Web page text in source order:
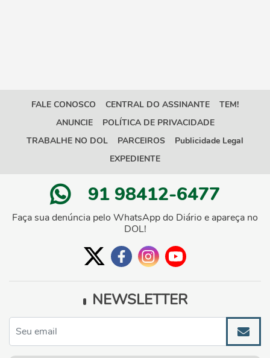
FALE CONOSCO CENTRAL DO ASSINANTE
TEM!
ANUNCIE
POLÍTICA DE PRIVACIDADE
TRABALHE NO DOL
PARCEIROS
Publicidade Legal
EXPEDIENTE
91 98412-6477
Faça sua denúncia pelo WhatsApp do Diário e apareça no
DOL!
NEWSLETTER